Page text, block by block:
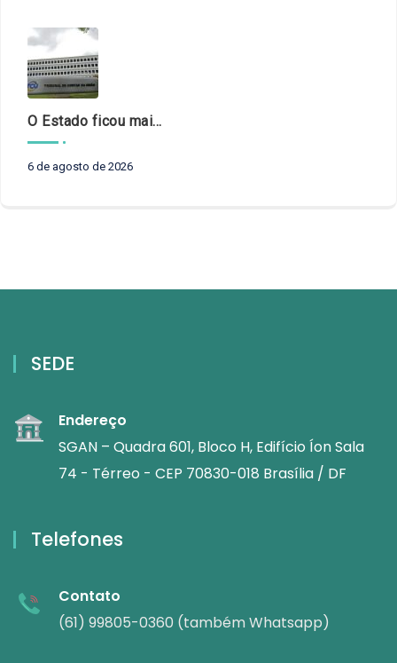
O Estado ficou mais complexo. O controle precisa acompanhar
6 de agosto de 2026
SEDE
Endereço
SGAN – Quadra 601, Bloco H, Edifício Íon Sala
74 - Térreo - CEP 70830-018 Brasília / DF
Telefones
Contato
(61) 99805-0360 (também Whatsapp)